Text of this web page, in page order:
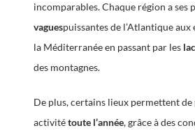
incomparables. Chaque région a ses
vaguespuissantes de l’Atlantique
la Méditerranée en passant par les
des montagnes.
De plus, certains lieux permettent
activitétoute l’année, grâce à des